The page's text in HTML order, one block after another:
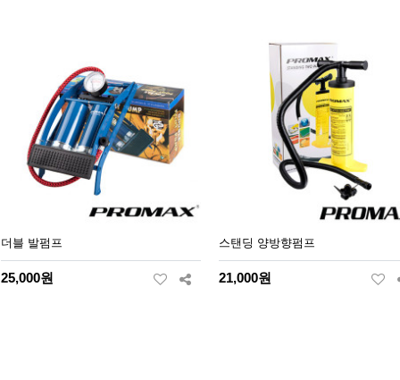
더블 발펌프
25,000원
스탠딩 양방향펌프
21,000원